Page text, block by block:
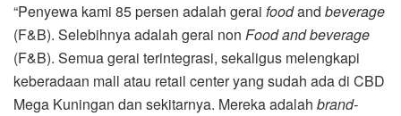
“Penyewa kami 85 persen adalah gerai foodand beverage
(F&B). Selebihnya adalah gerai non Food and beverage
(F&B). Semua gerai terintegrasi, sekaligus melengkapi
keberadaan mall atau retail center yang sudah ada di CBD
Mega Kuningan dan sekitarnya. Mereka adalah brand-